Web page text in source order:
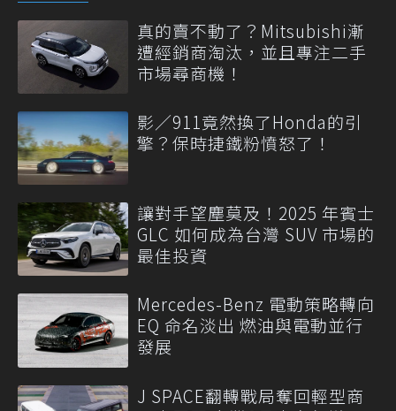
真的賣不動了？Mitsubishi漸
遭經銷商淘汰，並且專注二手
市場尋商機！
影／911竟然換了Honda的引
擎？保時捷鐵粉憤怒了！
讓對手望塵莫及！2025 年賓士
GLC 如何成為台灣 SUV 市場的
最佳投資
Mercedes-Benz 電動策略轉向
EQ 命名淡出 燃油與電動並行
發展
J SPACE翻轉戰局奪回輕型商